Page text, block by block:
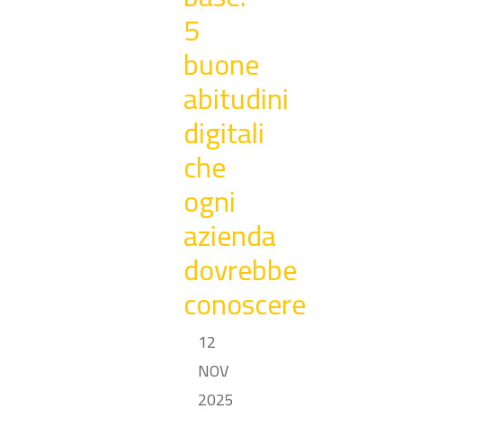
5
buone
abitudini
digitali
che
ogni
azienda
dovrebbe
conoscere
12
NOV
2025